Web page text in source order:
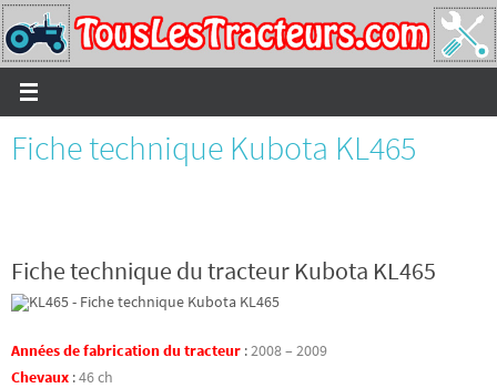
Passer
vers
le
contenu
Fiche technique Kubota KL465
Fiche technique du tracteur Kubota KL465
Années de fabrication du tracteur :2008 – 2009
Chevaux :46 ch